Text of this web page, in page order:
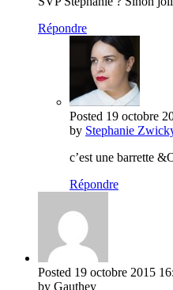
Répondre
Posted 19 octobre
by Stephanie
c’est une barrette
Répondre
Posted 19 octobre 2015
by Gauthey